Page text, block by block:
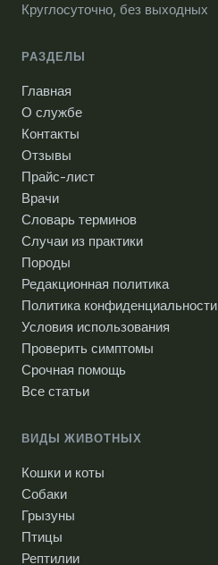
Круглосуточно, без выходных
РАЗДЕЛЫ
Главная
О службе
Контакты
Отзывы
Прайс-лист
Врачи
Словарь терминов
Случаи из практики
Породы
Редакционная политика
Политика конфиденциальности
Условия использования
Проверить симптомы
Срочная помощь
Все статьи
ВИДЫ ЖИВОТНЫХ
Кошки и коты
Собаки
Грызуны
Птицы
Рептилии